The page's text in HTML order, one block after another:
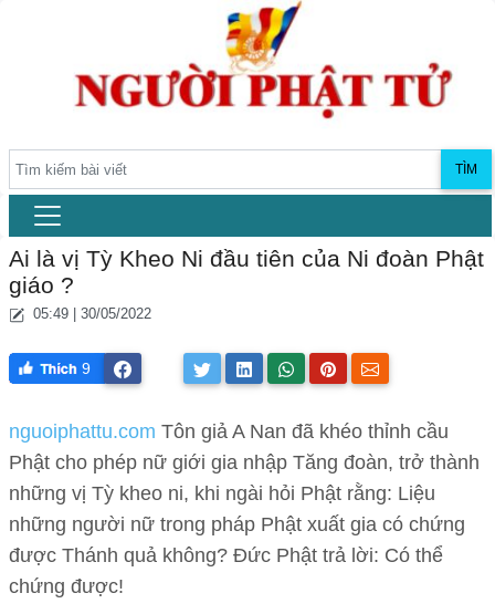
TÌM
Ai là vị Tỳ Kheo Ni đầu tiên của Ni đoàn Phật
giáo ?
05:49 | 30/05/2022
9
nguoiphattu.com Tôn giả A Nan đã khéo thỉnh cầu
Phật cho phép nữ giới gia nhập Tăng đoàn, trở thành
những vị Tỳ kheo ni, khi ngài hỏi Phật rằng: Liệu
những người nữ trong pháp Phật xuất gia có chứng
được Thánh quả không? Đức Phật trả lời: Có thể
chứng được!